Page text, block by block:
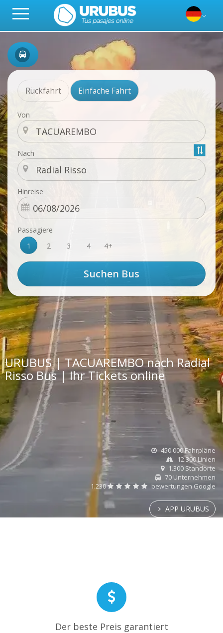
Rückfahrt Einfache Fahrt
Von
Nach
Hinreise
Passagiere
1
2 3 4 4+
URUBUS | TACUAREMBO nach Radial
Risso Bus | Ihr Tickets online
450.000 Fahrpläne
12.300 Linien
1.300 Standorte
70 Unternehmen
1.230
bewertungen Google
APP URUBUS
Der beste Preis garantiert